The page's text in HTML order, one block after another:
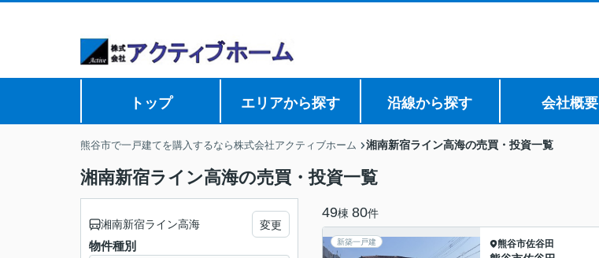
トップ エリアから探す 沿線から探す 会社概要
熊谷市で一戸建てを購入するなら株式会社アクティブホーム 湘南新宿ライン高海の売買・投資一覧
湘南新宿ライン高海の売買・投資一覧
49棟 80件
新築一戸建 熊谷市佐谷田
湘南新宿ライン高海 変更
物件種別